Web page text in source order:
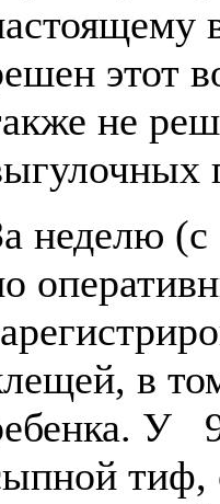
этот
не
неделю
в
У
тиф,